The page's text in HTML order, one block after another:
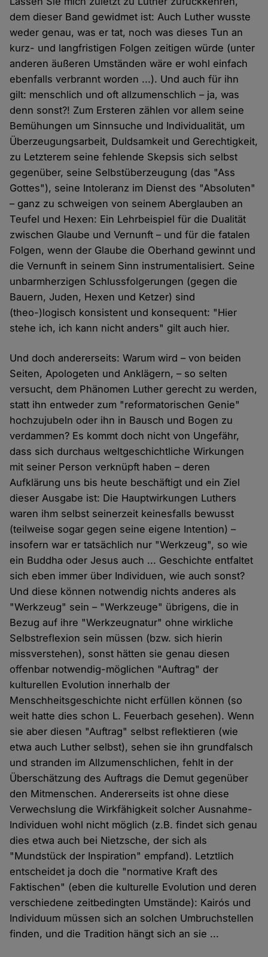
dem dieser Band gewidmet ist: Auch Luther wusste
weder genau, was er tat, noch was dieses Tun an
kurz- und langfristigen Folgen zeitigen würde (unter
anderen äußeren Umständen wäre er wohl einfach
ebenfalls verbrannt worden ...). Und auch für ihn
gilt: menschlich und oft allzumenschlich – ja, was
denn sonst?! Zum Ersteren zählen vor allem seine
Bemühungen um Sinnsuche und Individualität, um
Überzeugungsarbeit, Duldsamkeit und Gerechtigkeit,
zu Letzterem seine fehlende Skepsis sich selbst
gegenüber, seine Selbstüberzeugung (das "Ass
Gottes"), seine Intoleranz im Dienst des "Absoluten"
– ganz zu schweigen von seinem Aberglauben an
Teufel und Hexen: Ein Lehrbeispiel für die Dualität
zwischen Glaube und Vernunft – und für die fatalen
Folgen, wenn der Glaube die Oberhand gewinnt und
die Vernunft in seinem Sinn instrumentalisiert. Seine
unbarmherzigen Schlussfolgerungen (gegen die
Bauern, Juden, Hexen und Ketzer) sind
(theo-)logisch konsistent und konsequent: "Hier
stehe ich, ich kann nicht anders" gilt auch hier.
Und doch andererseits: Warum wird – von beiden
Seiten, Apologeten und Anklägern, – so selten
versucht, dem Phänomen Luther gerecht zu werden,
statt ihn entweder zum "reformatorischen Genie"
hochzujubeln oder ihn in Bausch und Bogen zu
verdammen? Es kommt doch nicht von Ungefähr,
dass sich durchaus weltgeschichtliche Wirkungen
mit seiner Person verknüpft haben – deren
Aufklärung uns bis heute beschäftigt und ein Ziel
dieser Ausgabe ist: Die Hauptwirkungen Luthers
waren ihm selbst seinerzeit keinesfalls bewusst
(teilweise sogar gegen seine eigene Intention) –
insofern war er tatsächlich nur "Werkzeug", so wie
ein Buddha oder Jesus auch ... Geschichte entfaltet
sich eben immer über Individuen, wie auch sonst?
Und diese können notwendig nichts anderes als
"Werkzeug" sein – "Werkzeuge" übrigens, die in
Bezug auf ihre "Werkzeugnatur" ohne wirkliche
Selbstreflexion sein müssen (bzw. sich hierin
missverstehen), sonst hätten sie genau diesen
offenbar notwendig-möglichen "Auftrag" der
kulturellen Evolution innerhalb der
Menschheitsgeschichte nicht erfüllen können (so
weit hatte dies schon L. Feuerbach gesehen). Wenn
sie aber diesen "Auftrag" selbst reflektieren (wie
etwa auch Luther selbst), sehen sie ihn grundfalsch
und stranden im Allzumenschlichen, fehlt in der
Überschätzung des Auftrags die Demut gegenüber
den Mitmenschen. Andererseits ist ohne diese
Verwechslung die Wirkfähigkeit solcher Ausnahme-
Individuen wohl nicht möglich (z.B. findet sich genau
dies etwa auch bei Nietzsche, der sich als
"Mundstück der Inspiration" empfand). Letztlich
entscheidet ja doch die "normative Kraft des
Faktischen" (eben die kulturelle Evolution und deren
verschiedene zeitbedingten Umstände): Kairós und
Individuum müssen sich an solchen Umbruchstellen
finden, und die Tradition hängt sich an sie ...